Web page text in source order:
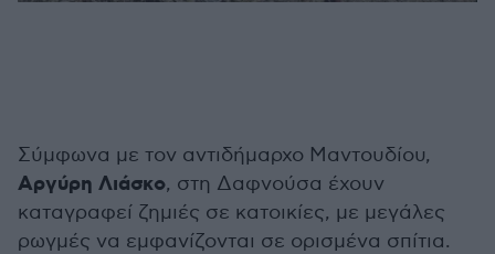
Σύμφωνα με τον αντιδήμαρχο Μαντουδίου,
Αργύρη Λιάσκο, στη Δαφνούσα έχουν
καταγραφεί ζημιές σε κατοικίες, με μεγάλες
ρωγμές να εμφανίζονται σε ορισμένα σπίτια.